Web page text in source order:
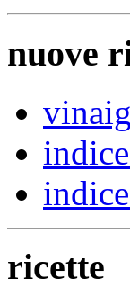
nuove
ricette